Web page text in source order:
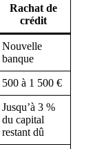
Rachat de
crédit
Nouvelle
banque
500 à 1 500 €
Jusqu’à 3 %
du capital
restant dû